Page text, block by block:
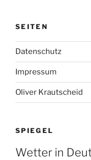
SEITEN
Datenschutz
Impressum
Oliver Krautscheid
SPIEGEL
Wetter in